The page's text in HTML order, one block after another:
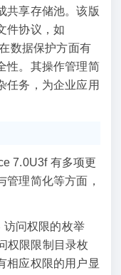
共享存储池。该版
件协议，如
数据保护方面有
性。其操作管理简
任务，为企业应用
7.0U3f 有多项更
管理简化等方面，
访问权限的枚举
权限限制目录枚
相应权限的用户显